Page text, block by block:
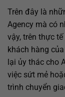
Trên đây là
Agency mà có
vậy, trên thực
khách hàng
lại ủy thác cho
việc sứt mẻ
trình chuyển